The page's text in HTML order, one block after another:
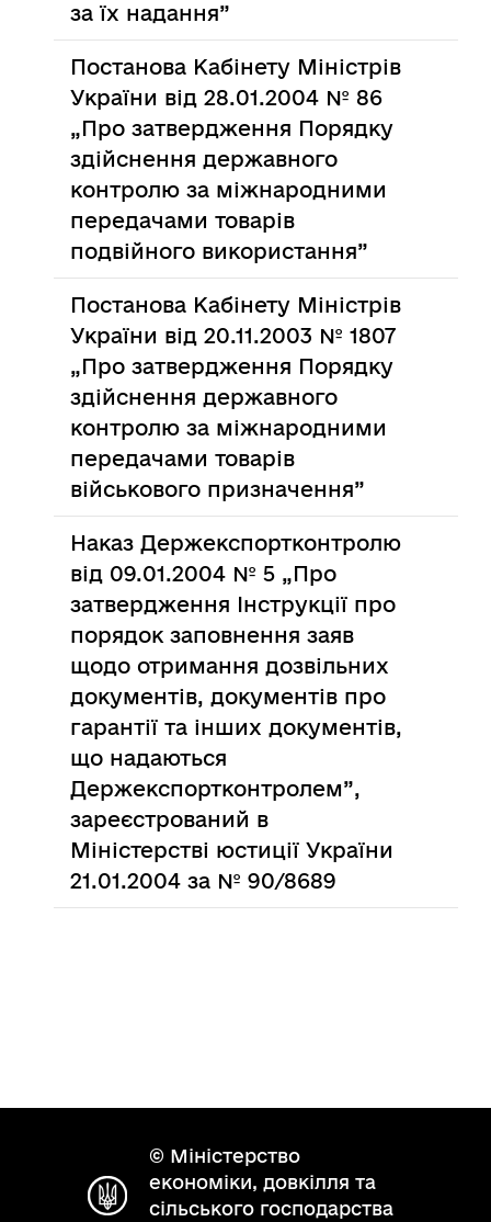
за їх надання”
Постанова Кабінету Міністрів
України від 28.01.2004 № 86
„Про затвердження Порядку
здійснення державного
контролю за міжнародними
передачами товарів
подвійного використання”
Постанова Кабінету Міністрів
України від 20.11.2003 № 1807
„Про затвердження Порядку
здійснення державного
контролю за міжнародними
передачами товарів
військового призначення”
Наказ Держекспортконтролю
від 09.01.2004 № 5 „Про
затвердження Інструкції про
порядок заповнення заяв
щодо отримання дозвільних
документів, документів про
гарантії та інших документів,
що надаються
Держекспортконтролем”,
зареєстрований в
Міністерстві юстиції України
21.01.2004 за № 90/8689
© Міністерство
економіки, довкілля та
сільського господарства